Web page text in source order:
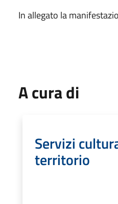
In allegato la
A cura di
Servizi
territorio